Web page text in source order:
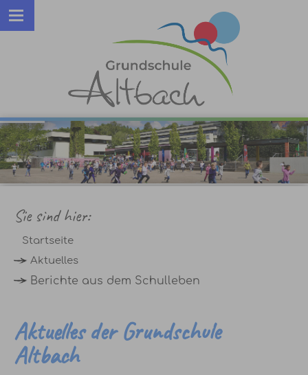
Sie sind hier:
Startseite
Aktuelles
Berichte aus dem Schulleben
Aktuelles der Grundschule
Altbach